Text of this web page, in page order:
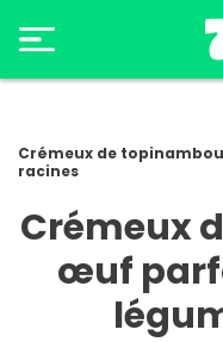
Crémeux de
racines
Crémeux
œuf